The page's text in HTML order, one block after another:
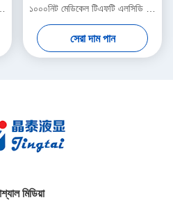
১০০০নিট মেডিকেল টিএফটি এলসিডি টাচ
ডিসপ্লে মডিউল
সেরা দাম পান
মিডিয়া